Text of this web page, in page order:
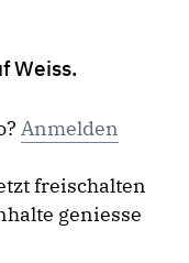
Weiss.
Anmelden
freischalten
geniesse